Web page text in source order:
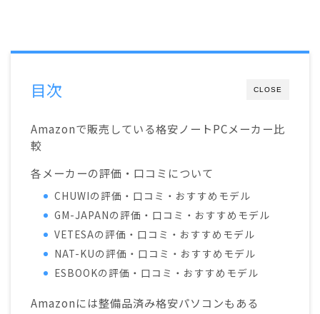
CLOSE
目次
Amazonで販売している格安ノートPCメーカー比
較
各メーカーの評価・口コミについて
CHUWIの評価・口コミ・おすすめモデル
GM-JAPANの評価・口コミ・おすすめモデル
VETESAの評価・口コミ・おすすめモデル
NAT-KUの評価・口コミ・おすすめモデル
ESBOOKの評価・口コミ・おすすめモデル
Amazonには整備品済み格安パソコンもある